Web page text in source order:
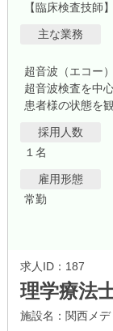
【臨床検査技師
主な業務
超音波（エコー
超音波検査を中心に、腎臓移
患者様の状態を観察し
採用人数
１名
雇用形態
常勤
求人ID：187
理学療法
施設名：関西メ